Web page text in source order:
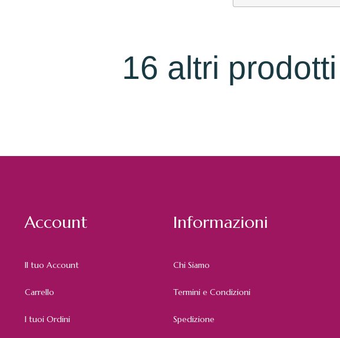
16 altri
Account
Il tuo Account
Carrello
I tuoi Ordini
Informazioni
Chi Siamo
Termini e Condizioni
Spedizione